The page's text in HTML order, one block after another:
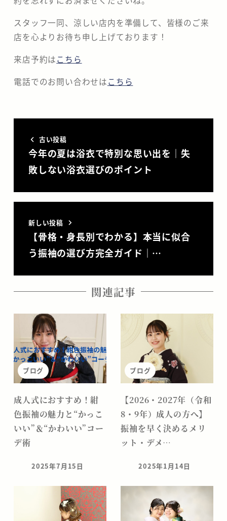
スタッフ一同、涼しい店内を準備して、皆様のご来
店を心よりお待ち申し上げております！
来店予約はこちら
電話でのお問い合わせはこちら
古い投稿
今年の夏は浴衣で特別な思い出を｜失
敗しない浴衣選びのポイント
新しい投稿
【骨格・身長別でわかる】本当に似合
う振袖の選び方完全ガイド｜…
関連記事
ブログ
成人式におすすめ！紺
色振袖の魅力と“かっこ
いい”＆“かわいい”コー
デ術
投稿日
2025年7月15日
ブログ
【2026・2027年（令和
8・9年）成人の方へ】
振袖を早く決めるメリ
ット・デメ…
投稿日
2025年1月14日